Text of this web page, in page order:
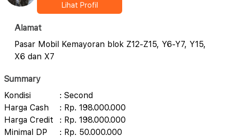
Lihat Profil
Alamat
Pasar Mobil Kemayoran blok Z12-Z15, Y6-Y7, Y15,
X6 dan X7
Summary
Kondisi
: Second
Harga Cash
: Rp. 198.000.000
Harga Credit
: Rp. 198.000.000
Minimal DP
: Rp. 50.000.000